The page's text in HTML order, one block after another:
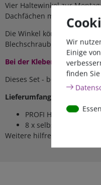
Vier Haltewinkel zur
Dachfächen möglich, zum
Die Winkel können auf das
Blechschrauben verwendet
Bei der Klebemontage
Dieses Set - bestehend
Lieferumfang:
PROFI Haltewinkelset
8 x
Weitere hilfreiche Tipps
Wir
Einige
finden